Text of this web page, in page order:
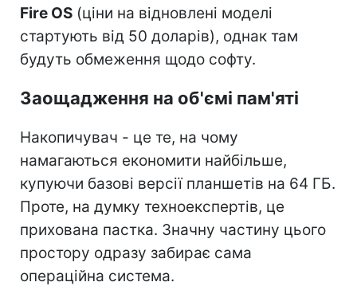
Fire OS (ціни на відновлені моделі
стартують від 50 доларів), однак там
будуть обмеження щодо софту.
Заощадження на об'ємі пам'яті
Накопичувач - це те, на чому
намагаються економити найбільше,
купуючи базові версії планшетів на 64 ГБ.
Проте, на думку техноекспертів, це
прихована пастка. Значну частину цього
простору одразу забирає сама
операційна система.